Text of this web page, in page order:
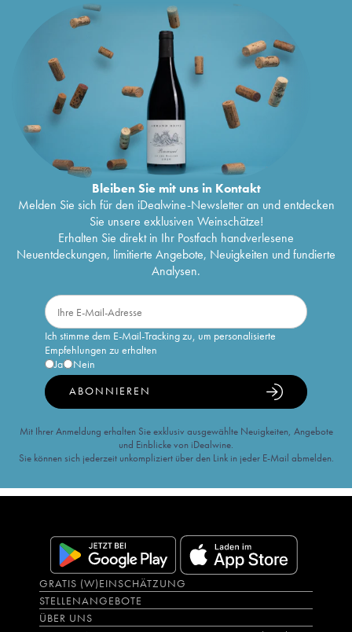
Bleiben Sie mit uns in Kontakt
Melden Sie sich für den iDealwine-Newsletter an und entdecken
Sie unsere exklusiven Weinschätze!
Erhalten Sie direkt in Ihr Postfach handverlesene
Neuentdeckungen, limitierte Angebote, Neuigkeiten und fundierte
Analysen.
Ich stimme dem E-Mail-Tracking zu, um personalisierte
Empfehlungen zu erhalten
Ja
Nein
ABONNIEREN
Mit Ihrer Anmeldung erhalten Sie exklusiv ausgewählte Neuigkeiten, Angebote
und Einblicke von iDealwine.
Sie können sich jederzeit unkompliziert über den Link in jeder E-Mail abmelden.
GRATIS (W)EINSCHÄTZUNG
STELLENANGEBOTE
ÜBER UNS